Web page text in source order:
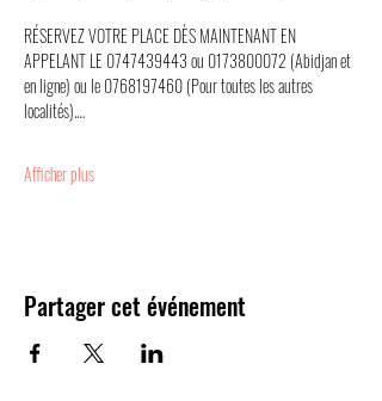
RÉSERVEZ VOTRE PLACE DÈS MAINTENANT EN
APPELANT LE 0747439443 ou 0173800072 (Abidjan et
en ligne) ou le 0768197460 (Pour toutes les autres
localités).…
Afficher plus
Partager cet événement